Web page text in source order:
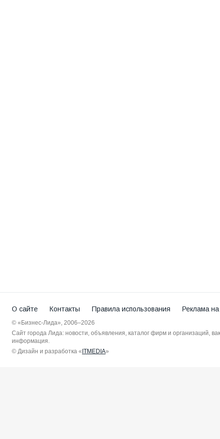
О сайте Контакты Правила использования Реклама
© «Бизнес-Лида», 2006–2026
Сайт города Лида: новости, объявления, каталог фирм и организаций,
информация.
© Дизайн и разработка «ITMEDIA»